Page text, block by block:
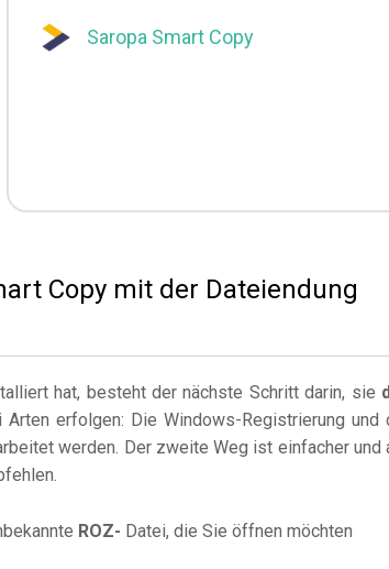
Saropa Smart Copy
Copy mit der Dateiendung
hat, besteht der nächste Schritt darin, sie
erfolgen: Die Windows-Registrierung und
werden. Der zweite Weg ist einfacher und
ROZ- Datei, die Sie öffnen möchten